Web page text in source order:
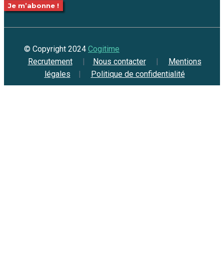
© Copyright 2024 Cogitime
Recrutement
| Nous contacter |
Mentions
légales
| Politique de confidentialité